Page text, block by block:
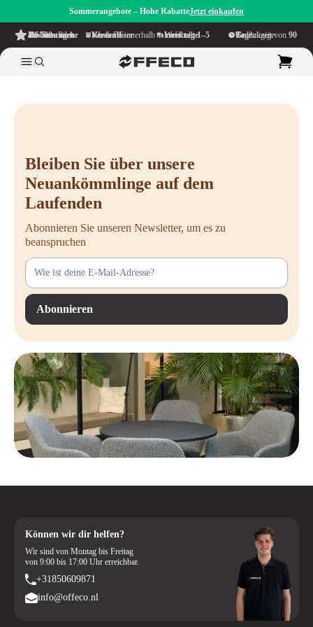
Sommerangebote – Hohe RabatteJetzt einkaufen
4.6/5
aus mehr als 500 Bewertungen
auf TrustPilot Kostenloser Versand
innerhalb NL & BE Lieferzeit innerhalb
1–5 Werktage Großzügige Bedenkzeit von
90 Tage
Bleiben Sie über unsere
Neuankömmlinge auf dem
Laufenden
Abonnieren Sie unseren Newsletter, um es zu
beanspruchen
Abonnieren
Können wir dir helfen?
Wir sind von Montag bis Freitag
von 9:00 bis 17:00 Uhr erreichbar.
+31850609871
info@offeco.nl